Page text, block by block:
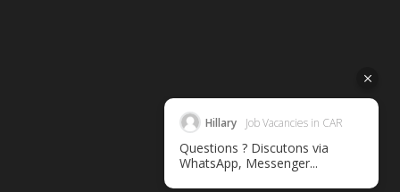
Hillary Job Vacancies in CAR
Questions ? Discutons via
WhatsApp, Messenger...